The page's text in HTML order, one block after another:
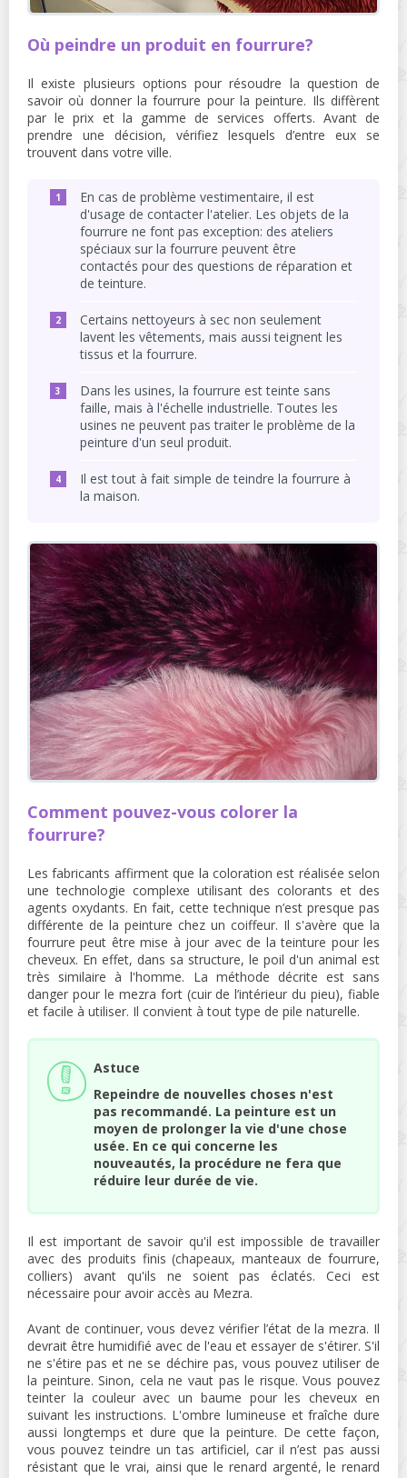
Où peindre un produit en fourrure?
Il existe plusieurs options pour résoudre la question de
savoir où donner la fourrure pour la peinture. Ils diffèrent
par le prix et la gamme de services offerts. Avant de
prendre une décision, vérifiez lesquels d’entre eux se
trouvent dans votre ville.
En cas de problème vestimentaire, il est
d'usage de contacter l'atelier. Les objets de la
fourrure ne font pas exception: des ateliers
spéciaux sur la fourrure peuvent être
contactés pour des questions de réparation et
de teinture.
Certains nettoyeurs à sec non seulement
lavent les vêtements, mais aussi teignent les
tissus et la fourrure.
Dans les usines, la fourrure est teinte sans
faille, mais à l'échelle industrielle. Toutes les
usines ne peuvent pas traiter le problème de la
peinture d'un seul produit.
Il est tout à fait simple de teindre la fourrure à
la maison.
Comment pouvez-vous colorer la
fourrure?
Les fabricants affirment que la coloration est réalisée selon
une technologie complexe utilisant des colorants et des
agents oxydants. En fait, cette technique n’est presque pas
différente de la peinture chez un coiffeur. Il s'avère que la
fourrure peut être mise à jour avec de la teinture pour les
cheveux. En effet, dans sa structure, le poil d'un animal est
très similaire à l'homme. La méthode décrite est sans
danger pour le mezra fort (cuir de l’intérieur du pieu), fiable
et facile à utiliser. Il convient à tout type de pile naturelle.
Astuce
Repeindre de nouvelles choses n'est
pas recommandé. La peinture est un
moyen de prolonger la vie d'une chose
usée. En ce qui concerne les
nouveautés, la procédure ne fera que
réduire leur durée de vie.
Il est important de savoir qu'il est impossible de travailler
avec des produits finis (chapeaux, manteaux de fourrure,
colliers) avant qu'ils ne soient pas éclatés. Ceci est
nécessaire pour avoir accès au Mezra.
Avant de continuer, vous devez vérifier l’état de la mezra. Il
devrait être humidifié avec de l'eau et essayer de s'étirer. S'il
ne s'étire pas et ne se déchire pas, vous pouvez utiliser de
la peinture. Sinon, cela ne vaut pas le risque. Vous pouvez
teinter la couleur avec un baume pour les cheveux en
suivant les instructions. L'ombre lumineuse et fraîche dure
aussi longtemps et dure que la peinture. De cette façon,
vous pouvez teindre un tas artificiel, car il n’est pas aussi
résistant que le vrai, ainsi que le renard argenté, le renard